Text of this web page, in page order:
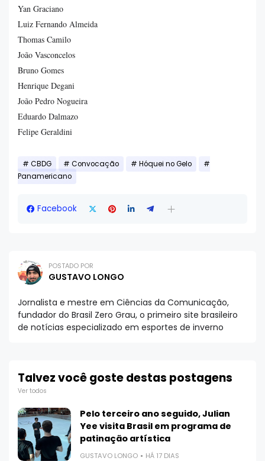
Yan Graciano
Luiz Fernando Almeida
Thomas Camilo
João Vasconcelos
Bruno Gomes
Henrique Degani
João Pedro Nogueira
Eduardo Dalmazo
Felipe Geraldini
CBDG Convocação
Hóquei no Gelo
Panamericano
Facebook
POSTADO POR
GUSTAVO LONGO
Jornalista e mestre em Ciências da Comunicação,
fundador do Brasil Zero Grau, o primeiro site brasileiro
de notícias especializado em esportes de inverno
Talvez você goste destas postagens
Ver todos
Pelo terceiro ano seguido, Julian
Yee visita Brasil em programa de
patinação artística
GUSTAVO LONGO HÁ 17 DIAS